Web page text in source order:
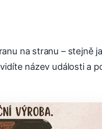
na stranu – stejně
název události a